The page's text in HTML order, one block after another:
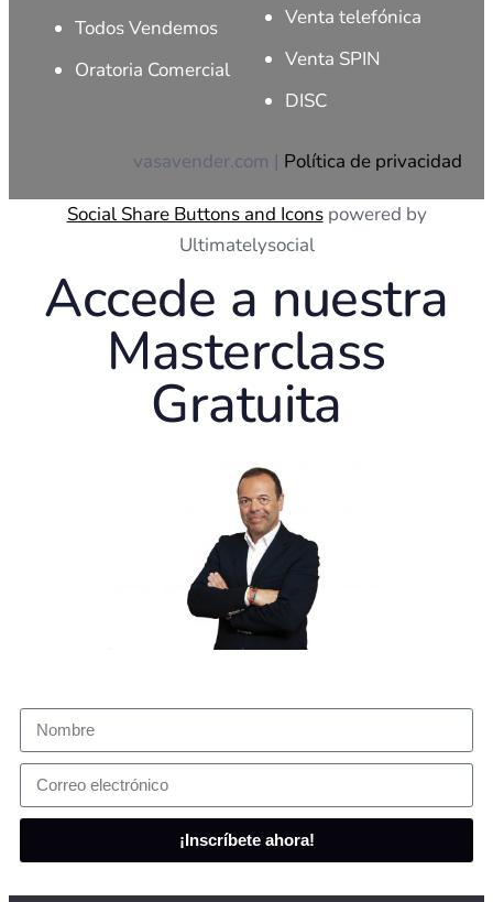
Todos Vendemos
Oratoria Comercial
Venta telefónica
Venta SPIN
DISC
vasavender.com | Política de privacidad
Social Share Buttons and Iconspowered by
Ultimatelysocial
Accede a nuestra
Masterclass
Gratuita
¡Inscríbete ahora!